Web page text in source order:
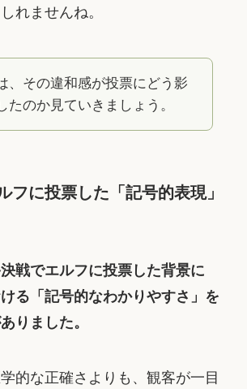
れませんね。
、その違和感が投票にどう影
たのか見ていきましょう。
フに投票した「記号的表現」
戦でエルフに投票した背景に
る「記号的なわかりやすさ」を
りました。
的な正確さよりも、観客が一目